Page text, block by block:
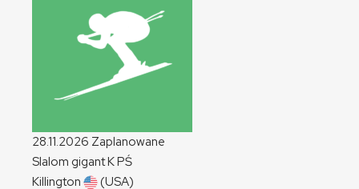
28.11.2026 Zaplanowane
Slalom gigantKPŚ
Killington
(USA)